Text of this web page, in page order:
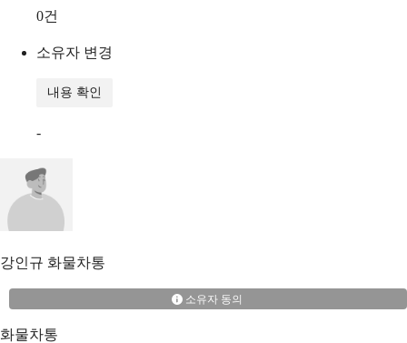
0건
소유자 변경
내용 확인
-
강인규 화물차통
소유자 동의
화물차통